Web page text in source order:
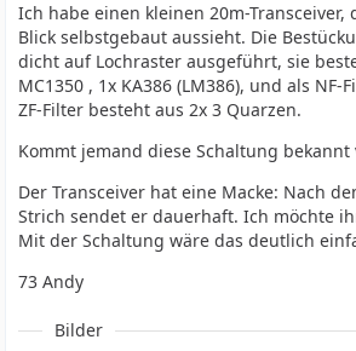
Ich habe einen kleinen 20m-Transceiver,
Blick selbstgebaut aussieht. Die
dicht auf Lochraster ausgeführt, sie
MC1350 , 1x KA386 (LM386), und als NF-
ZF-Filter besteht aus 2x 3 Quarzen.
Kommt jemand diese Schaltung bekannt
Der Transceiver hat eine Macke: Nach
Strich sendet er dauerhaft. Ich möchte
Mit der Schaltung wäre das deutlich
73 Andy
Bilder